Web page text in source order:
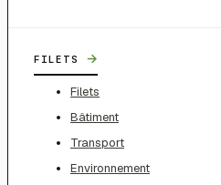
FILETS →
Filets
Bâtiment
Transport
Environnement